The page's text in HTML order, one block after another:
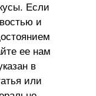
Если
и
ее нам
в
или